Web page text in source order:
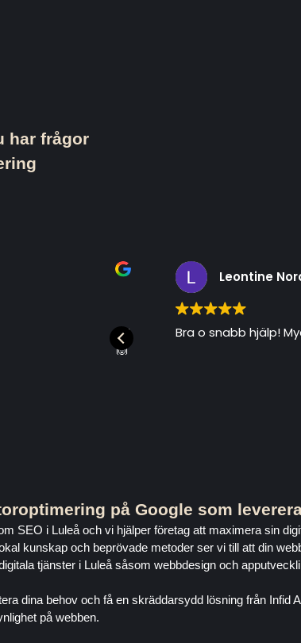
Leontine
Bra o snabb hjälp! Mycket
har frågor
på Google som
SEO i Luleå och vi hjälper företag att maximera sin
kunskap och beprövade metoder ser vi till att din
tjänster i Luleå såsom webbdesign och
dina behov och få en skräddarsydd lösning från
på webben.